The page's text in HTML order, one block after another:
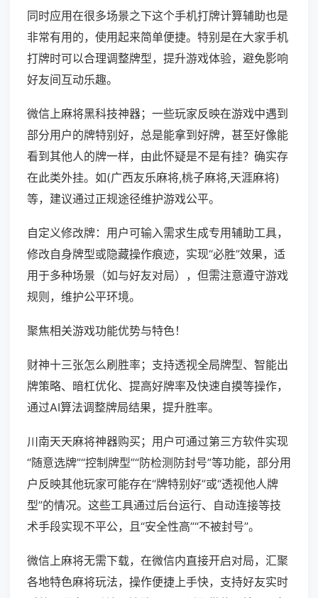
同时应用在很多场景之下这个手机打牌计算辅助也是
非常有用的，使用起来简单便捷。特别是在大家手机
打牌时可以合理调整牌型，提升游戏体验，避免影响
好友间互动乐趣。
微信上麻将黑科技神器；一些玩家反映在游戏中遇到
部分用户的牌特别好，总是能拿到好牌，甚至好像能
看到其他人的牌一样，由此怀疑是不是有挂？确实存
在此类外挂。如(广西友乐麻将,桃子麻将,天涯麻将)
等，建议通过正规途径维护游戏公平。
自定义修改牌：用户可输入需求生成专用辅助工具，
修改自身牌型或隐藏操作痕迹，实现“必胜”效果，适
用于多种场景（如与好友对局），但需注意遵守游戏
规则，维护公平环境。
聚焦相关游戏功能优势与特色！
财神十三张怎么刷胜率；支持透视全局牌型、智能出
牌策略、暗杠优化、提高好牌率及快速自摸等操作，
通过AI算法调整牌局结果，提升胜率。
川南天天麻将神器购买；用户可通过第三方软件实现
“随意选牌”“控制牌型”“防检测防封号”等功能，部分用
户反映其他玩家可能存在“牌特别好”或“透视他人牌
型”的情况。这些工具通过后台运行、自动连接等技
术手段实现不平公，且“安全性高”“不被封号”。
微信上麻将无需下载，在微信内直接开启对局，汇聚
各地特色麻将玩法，操作便捷上手快，支持好友实时